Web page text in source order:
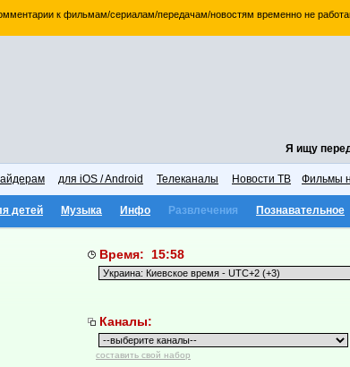
к фильмам/сериалам/передачам/новостям временно не
Я ищу
для iOS / Android Телеканалы Новости ТВ Фильмы
детей Музыка Инфо Развлечения Познавательное
Время: 15:58
Каналы:
составить свой набор